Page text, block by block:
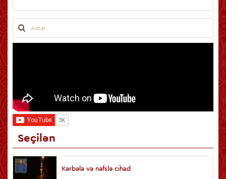
Seçilən
Kərbəla və nəfslə cihad